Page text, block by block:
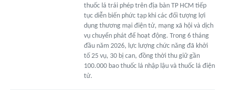
thuốc lá trái phép trên địa bàn TP HCM tiếp
tục diễn biến phức tạp khi các đối tượng lợi
dụng thương mại điện tử, mạng xã hội và dịch
vụ chuyển phát để hoạt động. Trong 6 tháng
đầu năm 2026, lực lượng chức năng đã khởi
tố 25 vụ, 30 bị can, đồng thời thu giữ gần
100.000 bao thuốc lá nhập lậu và thuốc lá điện
tử.